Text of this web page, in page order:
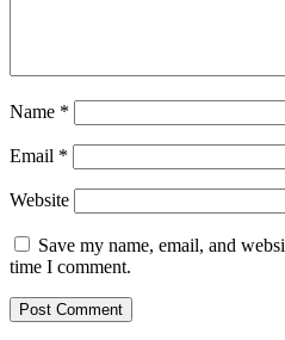
Name *
Email *
Website
Save my name, email, and
time I comment.